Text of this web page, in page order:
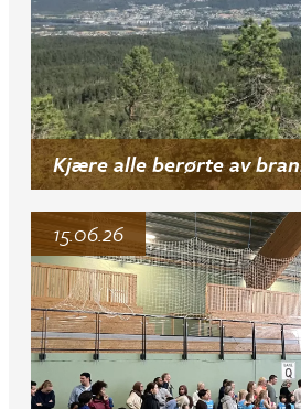
Kjære alle berørte av
15.06.26